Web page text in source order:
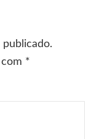
*